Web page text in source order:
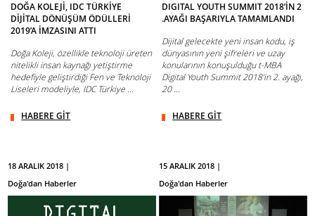
DOĞA KOLEJİ, IDC TÜRKİYE
DİJİTAL DÖNÜŞÜM ÖDÜLLERİ
2019’A İMZASINI ATTI
Doğa Koleji, özellikle teknoloji üreten
nitelikli insan kaynağı yetiştirme
hedefiyle geliştirdiği Fen ve Teknoloji
Liseleri modeliyle, IDC Türkiye ...
HABERE GİT
DIGITAL YOUTH SUMMIT 2018’İN 2
.AYAĞI BAŞARIYLA TAMAMLANDI
Dijital gelecekte yeni insan kodu, iş
dünyasının yeni şifreleri ve uzay
konularının konuşulduğu t-MBA
Digital Youth Summit 2018’in 2. ayağı,
20 ...
HABERE GİT
18 ARALIK 2018 |
Doğa'dan Haberler
15 ARALIK 2018 |
Doğa'dan Haberler